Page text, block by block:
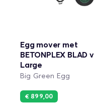
Egg mover met
BETONPLEX BLAD
Large
Big Green Egg
€ 899,00